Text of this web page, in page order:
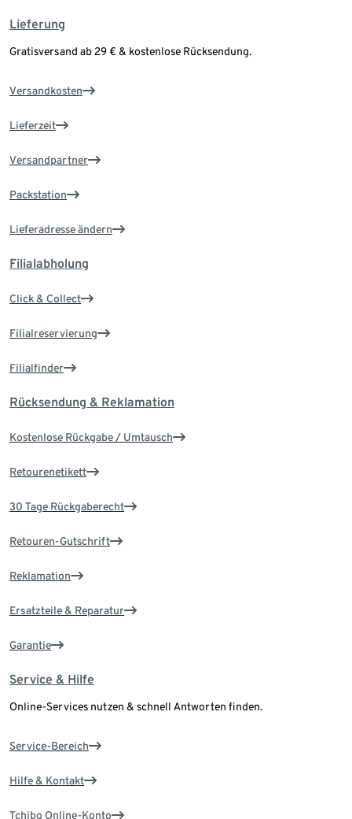
Lieferung
Gratisversand ab 29 € & kostenlose Rücksendung.
Versandkosten
Lieferzeit
Versandpartner
Packstation
Lieferadresse ändern
Filialabholung
Click & Collect
Filialreservierung
Filialfinder
Rücksendung & Reklamation
Kostenlose Rückgabe / Umtausch
Retourenetikett
30 Tage Rückgaberecht
Retouren-Gutschrift
Reklamation
Ersatzteile & Reparatur
Garantie
Service & Hilfe
Online-Services nutzen & schnell Antworten finden.
Service-Bereich
Hilfe & Kontakt
Tchibo Online-Konto